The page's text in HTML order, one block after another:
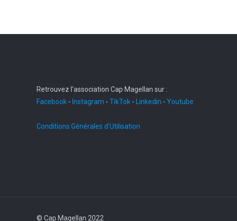
Retrouvez l'association Cap Magellan sur :
Facebook - Instagram - TikTok - Linkedin - Youtube
Conditions Générales d'Utilisation
© Cap Magellan 2022